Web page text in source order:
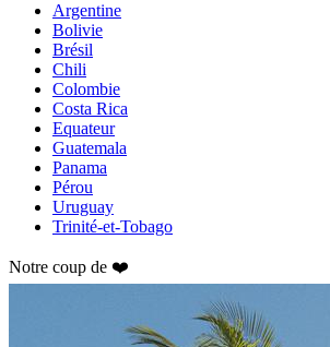
Argentine
Bolivie
Brésil
Chili
Colombie
Costa Rica
Equateur
Guatemala
Panama
Pérou
Uruguay
Trinité-et-Tobago
Notre coup de ❤️